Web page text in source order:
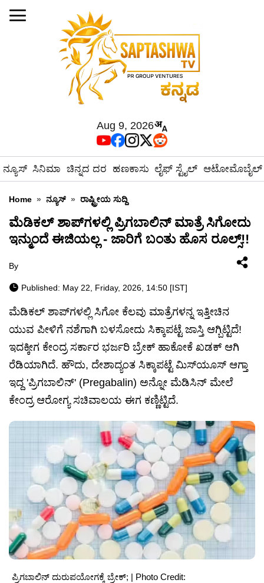
Aug 9, 2026
ನ್ಯೂಸ್ ಸಿನಿಮಾ ಚಿನ್ನದ ದರ ಹಣಕಾಸು ಲೈಫ್ ಸ್ಟೈಲ್ ಆಟೋಮೊಬೈಲ್
Home » ನ್ಯೂಸ್ » ರಾಷ್ಟ್ರೀಯ ಸುದ್ದಿ
ಮೆಡಿಕಲ್ ಶಾಪ್‌ಗಳಲ್ಲಿ ಪ್ರಿಗಬಾಲಿನ್ ಮಾತ್ರೆ ಸಿಗೋದು
ಇನ್ಮುಂದೆ ಈಜಿಯಲ್ಲ - ಜಾರಿಗೆ ಬಂತು ಹೊಸ ರೂಲ್ಸ್!!
By
Published: May 22, Friday, 2026, 14:50 [IST]
ಮೆಡಿಕಲ್ ಶಾಪ್‌ಗಳಲ್ಲಿ ಸಿಗೋ ಕೆಲವು ಮಾತ್ರೆಗಳನ್ನ ಇತ್ತೀಚಿನ
ಯುವ ಪೀಳಿಗೆ ನಶೆಗಾಗಿ ಬಳಸೋದು ಸಿಕ್ಕಾಪಟ್ಟೆ ಜಾಸ್ತಿ ಆಗ್ಬಿಟ್ಟಿದೆ!
ಇದಕ್ಕೀಗ ಕೇಂದ್ರ ಸರ್ಕಾರ ಭರ್ಜರಿ ಬ್ರೇಕ್ ಹಾಕೋಕೆ ಖಡಕ್ ಆಗಿ
ರೆಡಿಯಾಗಿದೆ. ಹೌದು, ದೇಶಾದ್ಯಂತ ಸಿಕ್ಕಾಪಟ್ಟೆ ಮಿಸ್‌ಯೂಸ್ ಆಗ್ತಾ
ಇದ್ದ 'ಪ್ರಿಗಬಾಲಿನ್' (Pregabalin) ಅನ್ನೋ ಮೆಡಿಸಿನ್ ಮೇಲೆ
ಕೇಂದ್ರ ಆರೋಗ್ಯ ಸಚಿವಾಲಯ ಈಗ ಕಣ್ಣಿಟ್ಟಿದೆ.
ಪ್ರಿಗಬಾಲಿನ್ ದುರುಪಯೋಗಕ್ಕೆ ಬ್ರೇಕ್; | Photo Credit: